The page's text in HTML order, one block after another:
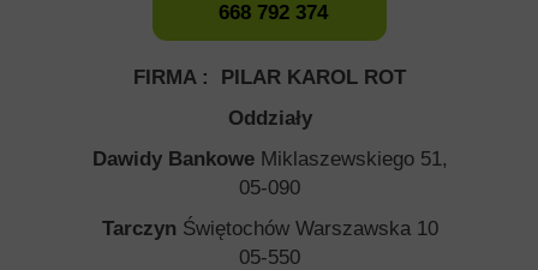
668 792 374
FIRMA : PILAR KAROL ROT
Oddziały
Dawidy Bankowe Miklaszewskiego 51,
05-090
Tarczyn Świętochów Warszawska 10
05-550